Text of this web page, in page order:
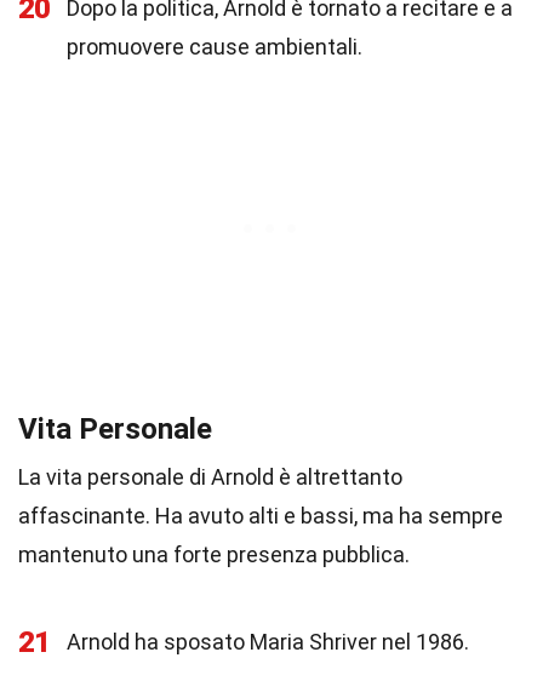
20
Dopo la politica, Arnold è tornato a recitare e a
promuovere cause ambientali.
Vita Personale
La vita personale di Arnold è altrettanto
affascinante. Ha avuto alti e bassi, ma ha sempre
mantenuto una forte presenza pubblica.
21 Arnold ha sposato Maria Shriver nel 1986.